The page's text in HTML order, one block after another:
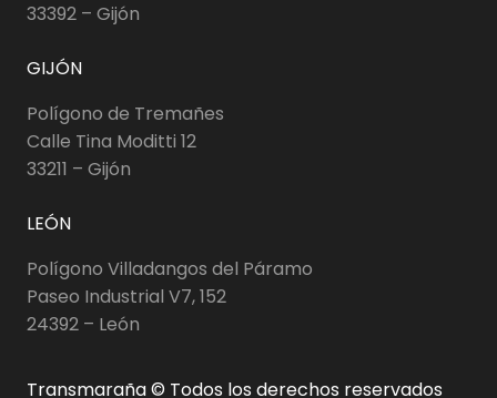
33392 – Gijón
GIJÓN
Polígono de Tremañes
Calle Tina Moditti 12
33211 – Gijón
LEÓN
Polígono Villadangos del Páramo
Paseo Industrial V7, 152
24392 – León
Transmaraña © Todos los derechos reservados